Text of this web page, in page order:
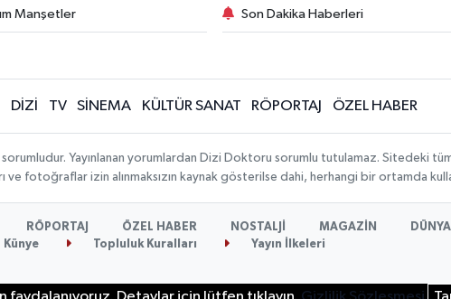
Manşetler Son Dakika Haberleri
DİZİ TV SİNEMA KÜLTÜR SANAT RÖPORTAJ ÖZEL HABER
Yayınlanan yorumlardan Dizi Doktoru sorumlu tutulamaz. Sitedeki
ve fotoğraflar izin alınmaksızın kaynak gösterilse dahi, herhangi bir ortamda
RÖPORTAJ ÖZEL HABER NOSTALJİ MAGAZİN DÜNYA
Künye Topluluk Kuralları Yayın İlkeleri